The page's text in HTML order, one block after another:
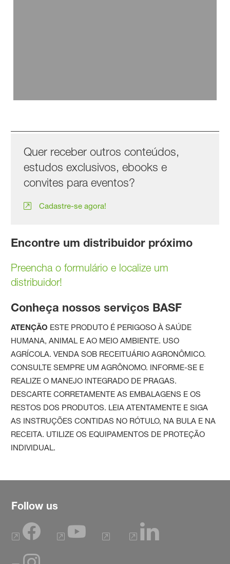
Quer receber outros conteúdos,
estudos exclusivos, ebooks e
convites para eventos?
Cadastre-se agora!
Encontre um distribuidor próximo
Preencha o formulário e localize um
distribuidor!
Conheça nossos serviços BASF
ATENÇÃO ESTE PRODUTO É PERIGOSO À SAÚDE
HUMANA, ANIMAL E AO MEIO AMBIENTE. USO
AGRÍCOLA. VENDA SOB RECEITUÁRIO AGRONÔMICO.
CONSULTE SEMPRE UM AGRÔNOMO. INFORME-SE E
REALIZE O MANEJO INTEGRADO DE PRAGAS.
DESCARTE CORRETAMENTE AS EMBALAGENS E OS
RESTOS DOS PRODUTOS. LEIA ATENTAMENTE E SIGA
AS INSTRUÇÕES CONTIDAS NO RÓTULO, NA BULA E NA
RECEITA. UTILIZE OS EQUIPAMENTOS DE PROTEÇÃO
INDIVIDUAL.
Follow us